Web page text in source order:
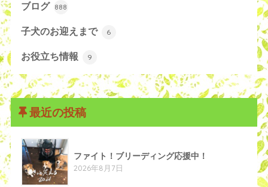
ブログ 888
子犬のお迎えまで 6
お役立ち情報 9
最近の投稿
ファイト！ブリーディング応援中！
2026年8月7日